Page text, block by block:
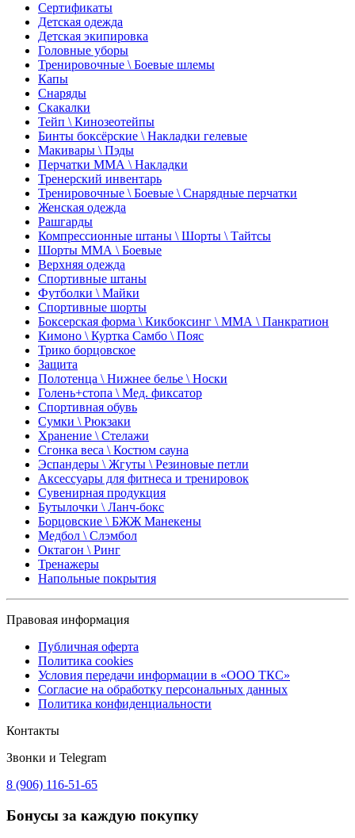
Сертификаты
Детская одежда
Детская экипировка
Головные уборы
Тренировочные \ Боевые шлемы
Капы
Снаряды
Скакалки
Тейп \ Кинозеотейпы
Бинты боксёрские \ Накладки гелевые
Макивары \ Пэды
Перчатки ММА \ Накладки
Тренерский инвентарь
Тренировочные \ Боевые \ Снарядные перчатки
Женская одежда
Рашгарды
Компрессионные штаны \ Шорты \ Тайтсы
Шорты ММА \ Боевые
Верхняя одежда
Спортивные штаны
Футболки \ Майки
Спортивные шорты
Боксерская форма \ Кикбоксинг \ ММА \ Панкратион
Кимоно \ Куртка Самбо \ Пояс
Трико борцовское
Защита
Полотенца \ Нижнее белье \ Носки
Голень+стопа \ Мед. фиксатор
Спортивная обувь
Сумки \ Рюкзаки
Хранение \ Стелажи
Сгонка веса \ Костюм сауна
Эспандеры \ Жгуты \ Резиновые петли
Аксессуары для фитнеса и тренировок
Сувенирная продукция
Бутылочки \ Ланч-бокс
Борцовские \ БЖЖ Манекены
Медбол \ Слэмбол
Октагон \ Ринг
Тренажеры
Напольные покрытия
Правовая информация
Публичная оферта
Политика cookies
Условия передачи информации в «ООО ТКС»
Согласие на обработку персональных данных
Политика конфиденциальности
Контакты
Звонки и Telegram
8 (906) 116-51-65
Бонусы за каждую покупку